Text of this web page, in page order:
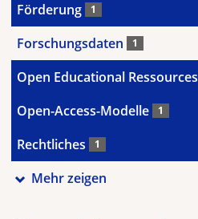
Förderung 1
Forschungsdaten 1
Open Educational Ressources
Open-Access-Modelle 1
Rechtliches 1
Mehr zeigen